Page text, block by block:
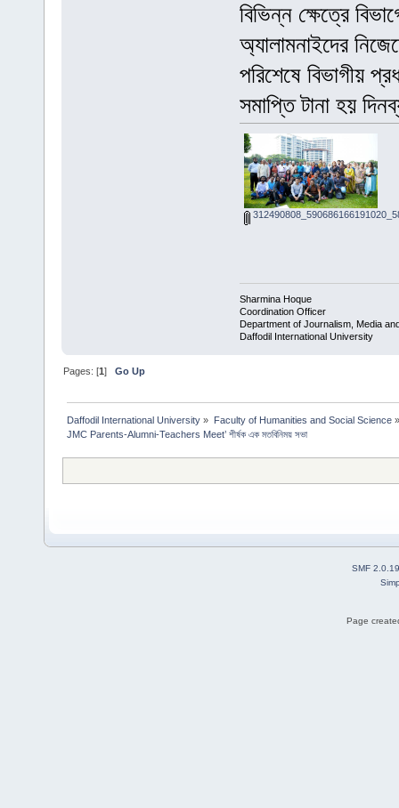
বিভিন্ন ক্ষেত্রে
অ্যালামনাইদের
পরিশেষে বিভাগীয়
সমাপ্তি টানা হয়
Sharmina Hoque
Coordination Officer
Department of Journalism, Media
Daffodil International University
Pages: [1]Go Up
Daffodil International University » Faculty of Humanities and Social Science»
JMC Parents-Alumni-Teachers Meet’ শীর্ষক এক মতবিনিময় সভা
SMF 2.0.19
Page